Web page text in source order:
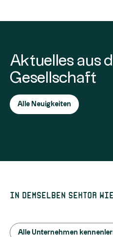
Aktuelles aus
Gesellschaft
Alle Neuigkeiten
In demselben Sektor
Alle Unternehmen